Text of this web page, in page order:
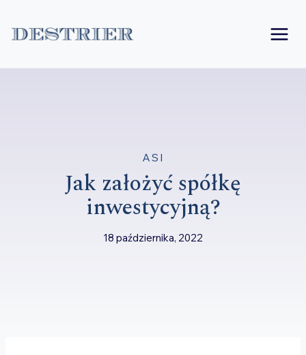
do
ASI
Jak założyć spółkę
inwestycyjną?
18 października, 2022